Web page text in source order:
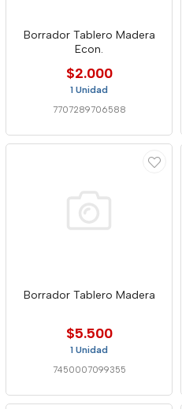
Borrador Tablero Madera
Econ.
$2.000
1 Unidad
7707289706588
Borrador Tablero Madera
$5.500
1 Unidad
7450007099355